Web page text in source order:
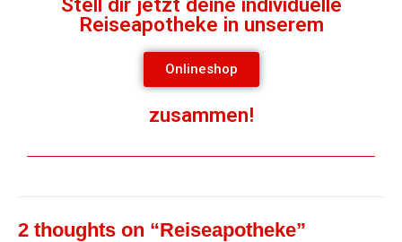
Reiseapotheke in unserem
Onlineshop
zusammen!
2 thoughts on “Reiseapotheke”